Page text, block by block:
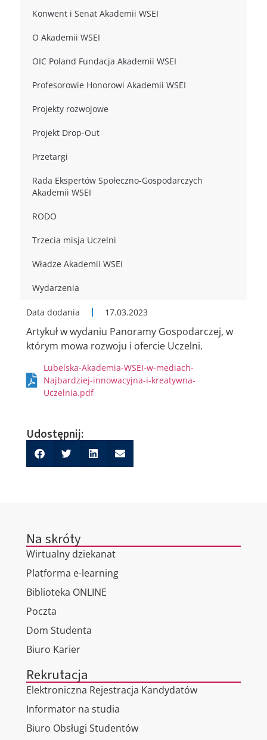
Konwent i Senat Akademii WSEI
O Akademii WSEI
OIC Poland Fundacja Akademii WSEI
Profesorowie Honorowi Akademii WSEI
Projekty rozwojowe
Projekt Drop-Out
Przetargi
Rada Ekspertów Społeczno-Gospodarczych
Akademii WSEI
RODO
Trzecia misja Uczelni
Władze Akademii WSEI
Wydarzenia
Data dodania 17.03.2023
Artykuł w wydaniu Panoramy Gospodarczej, w
którym mowa rozwoju i ofercie Uczelni.
Lubelska-Akademia-WSEI-w-mediach-
Najbardziej-innowacyjna-i-kreatywna-
Uczelnia.pdf
Udostępnij:
Na skróty
Wirtualny dziekanat
Platforma e-learning
Biblioteka ONLINE
Poczta
Dom Studenta
Biuro Karier
Rekrutacja
Elektroniczna Rejestracja Kandydatów
Informator na studia
Biuro Obsługi Studentów